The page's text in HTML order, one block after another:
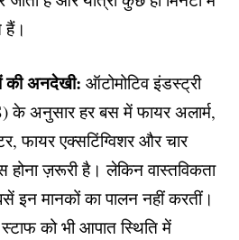
हैं।
की अनदेखी: ऑटोमोटिव इंडस्ट्री
के अनुसार हर बस में फायर अलार्म,
फायर एक्सटिंग्विशर और चार
होना ज़रूरी है। लेकिन वास्तविकता
इन मानकों का पालन नहीं करतीं।
को भी आपात स्थिति में